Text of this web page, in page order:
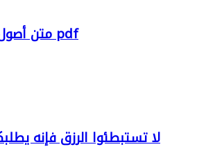
متن أصول السنة للإمام احمد pdf
لا تستبطئوا الرزق فإنه